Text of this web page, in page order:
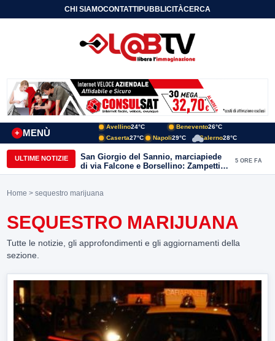
CHI SIAMOCONTATTIPUBBLICITÀCERCA
MENÙ
+
Avellino24°C Benevento26°C
Caserta27°C Napoli29°C Salerno28°C
ULTIME NOTIZIE
San Giorgio del Sannio, marciapiede
di via Falcone e Borsellino: Zampetti e
Lombardi replicano alle polemiche
5 ORE FA
Home > sequestro marijuana
SEQUESTRO MARIJUANA
Tutte le notizie, gli approfondimenti e gli aggiornamenti della
sezione.